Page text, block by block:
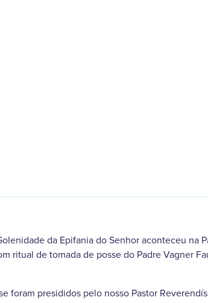
da Epifania do Senhor aconteceu na
ritual de tomada de posse do Padre Vagner
foram presididos pelo nosso Pastor